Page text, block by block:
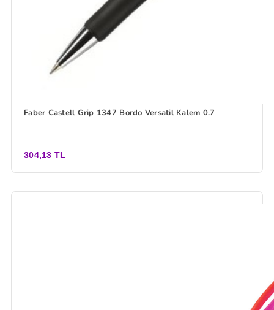
Faber Castell Grip 1347 Bordo Versatil Kalem 0.7
304,13 TL